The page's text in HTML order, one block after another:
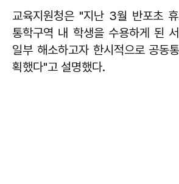
교육지원청은 "지난 3월 반포초
통학구역 내 학생을 수용하게 된
일부 해소하고자 한시적으로 공동
획했다"고 설명했다.